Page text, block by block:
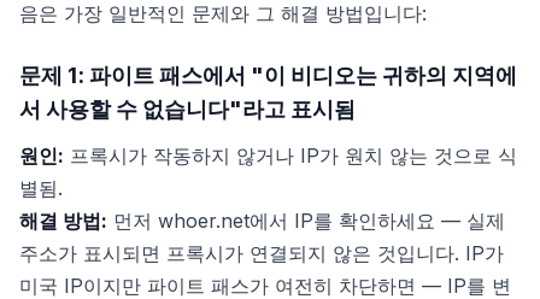
음은 가장 일반적인 문제와 그 해결 방법입니다:
문제 1: 파이트 패스에서 "이 비디오는 귀하의 지역에
서 사용할 수 없습니다"라고 표시됨
원인: 프록시가 작동하지 않거나 IP가 원치 않는 것으로 식
별됨.
해결 방법: 먼저 whoer.net에서 IP를 확인하세요 — 실제
주소가 표시되면 프록시가 연결되지 않은 것입니다. IP가
미국 IP이지만 파이트 패스가 여전히 차단하면 — IP를 변